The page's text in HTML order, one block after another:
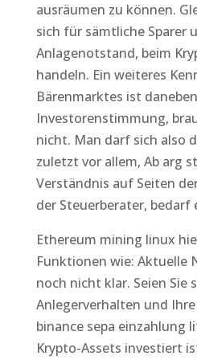
ausräumen zu können.
sich für sämtliche Sparer
Anlagenotstand, beim
handeln. Ein weiteres
Bärenmarktes ist
Investorenstimmung,
nicht. Man darf sich also
zuletzt vor allem, Ab arg
Verständnis auf Seiten
der Steuerberater, bedarf
Ethereum mining linux
Funktionen wie: Aktuelle
noch nicht klar. Seien Sie
Anlegerverhalten und
binance sepa einzahlung
Krypto-Assets investiert